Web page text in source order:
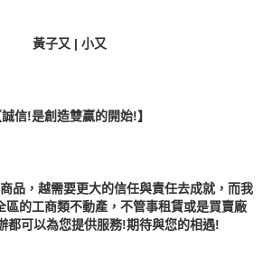
黃子又 | 小又
誠信!是創造雙贏的開始!】
品，越需要更大的信任與責任去成就，而我
區的工商類不動產，不管事租賃或是買賣廠
都可以為您提供服務!期待與您的相遇!